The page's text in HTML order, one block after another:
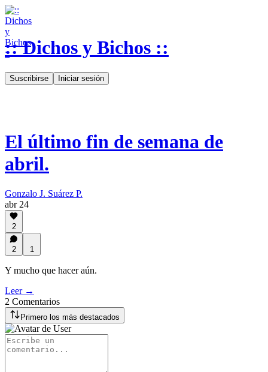
:: Dichos y Bichos ::
Suscribirse Iniciar sesión
El último fin de semana de
abril.
Gonzalo J. Suárez P.
abr 24
2
2 1
Y mucho que hacer aún.
Leer →
2 Comentarios
Primero los más destacados